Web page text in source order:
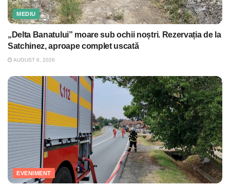
MEDIU
„Delta Banatului” moare sub ochii noștri. Rezervația de la
Satchinez, aproape complet uscată
AUGUST 6, 2026
EVENIMENT